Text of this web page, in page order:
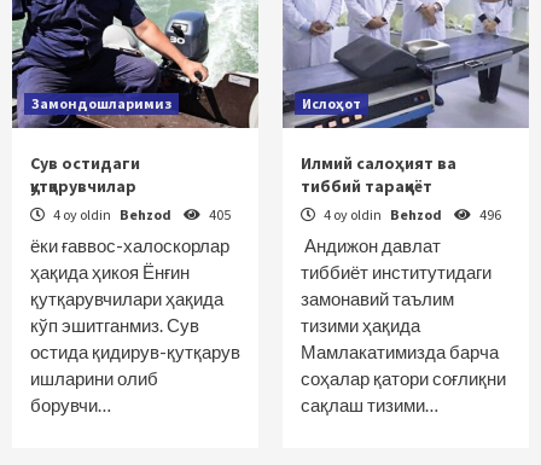
Замондошларимиз
Сув остидаги
қутқарувчилар
4 oy oldin Behzod 405
ёки ғаввос-халоскорлар
ҳақида ҳикоя Ёнғин
қутқарувчилари ҳақида
кўп эшитганмиз. Сув
остида қидирув-қутқарув
ишларини олиб
борувчи…
Ислоҳот
Илмий салоҳият ва
тиббий тараққиёт
4 oy oldin Behzod 496
Андижон давлат
тиббиёт институтидаги
замонавий таълим
тизими ҳақида
Мамлакатимизда барча
соҳалар қатори соғлиқни
сақлаш тизими…